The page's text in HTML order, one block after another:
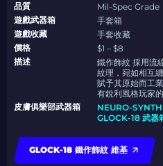
品質
Mil-Spec Grade
遊戲武器箱
手套箱
遊戲收藏
手套收藏
價格
$1 – $8
描述
鐵作飾紋 採用流
紋理，宛如相互
賦予其原始而工
有銳利風格玩家的
皮膚俱樂部武器箱
NEURO-
GLOCK-18 武器
GLOCK-18 鐵作飾紋 維基